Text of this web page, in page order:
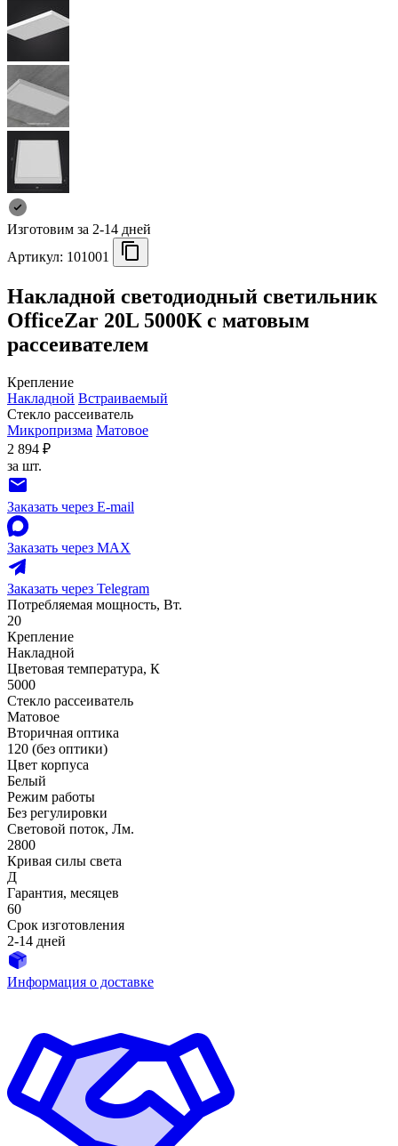
Изготовим за 2-14 дней
Артикул: 101001
Накладной светодиодный светильник
OfficeZar 20L 5000К с матовым
рассеивателем
Крепление
Накладной Встраиваемый
Стекло рассеиватель
Микропризма Матовое
2 894 ₽
за шт.
Заказать через E-mail
Заказать через MAX
Заказать через Telegram
Потребляемая мощность, Вт.
20
Крепление
Накладной
Цветовая температура, К
5000
Стекло рассеиватель
Матовое
Вторичная оптика
120 (без оптики)
Цвет корпуса
Белый
Режим работы
Без регулировки
Световой поток, Лм.
2800
Кривая силы света
Д
Гарантия, месяцев
60
Срок изготовления
2-14 дней
Информация о доставке